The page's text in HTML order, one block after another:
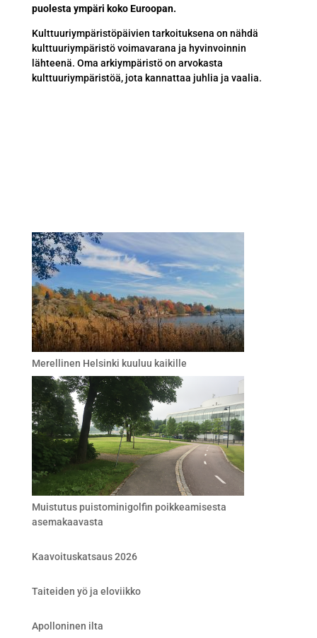
puolesta ympäri koko Euroopan.
Kulttuuriympäristöpäivien tarkoituksena on nähdä
kulttuuriympäristö voimavarana ja hyvinvoinnin
lähteenä. Oma arkiympäristö on arvokasta
kulttuuriympäristöä, jota kannattaa juhlia ja vaalia.
Merellinen Helsinki kuuluu kaikille
Muistutus puistominigolfin poikkeamisesta
asemakaavasta
Kaavoituskatsaus 2026
Taiteiden yö ja eloviikko
Apolloninen ilta